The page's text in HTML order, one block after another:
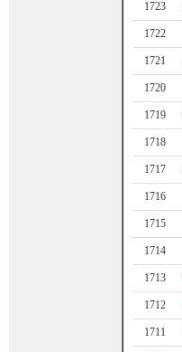
1723
1722
1721
1720
1719
1718
1717
1716
1715
1714
1713
1712
1711